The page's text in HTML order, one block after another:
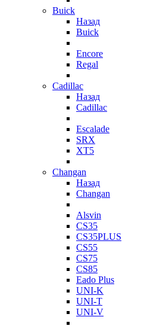
Buick
Назад
Buick
Encore
Regal
Cadillac
Назад
Cadillac
Escalade
SRX
XT5
Changan
Назад
Changan
Alsvin
CS35
CS35PLUS
CS55
CS75
CS85
Eado Plus
UNI-K
UNI-T
UNI-V